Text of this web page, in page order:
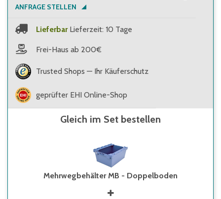
ANFRAGE STELLEN
Lieferbar Lieferzeit: 10 Tage
Frei-Haus ab 200€
Trusted Shops — Ihr Käuferschutz
geprüfter EHI Online-Shop
Gleich im Set bestellen
Mehrwegbehälter MB - Doppelboden